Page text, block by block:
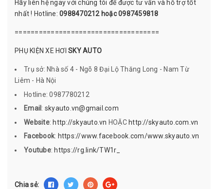
Hãy liên hệ ngay với chúng tôi để được tư vấn và hỗ trợ tốt
nhất ! Hotline: 0988470212 hoặc 0987459818
====================================
PHỤ KIỆN XE HƠI SKY AUTO
Trụ sở: Nhà số 4 - Ngõ 8 Đại Lộ Thăng Long - Nam Từ
Liêm - Hà Nội
Hotline: 0987780212
Email : skyauto.vn@gmail.com
Website: http://skyauto.vn HOẶC http://skyauto.com.vn
Facebook: https://www.facebook.com/www.skyauto.vn
Youtube: https://rg.link/TW1r_
Chia sẻ: